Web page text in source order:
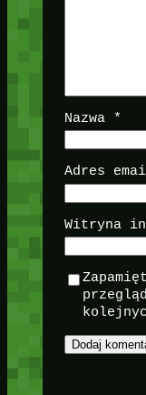
Nazwa *
Adres
Witryna